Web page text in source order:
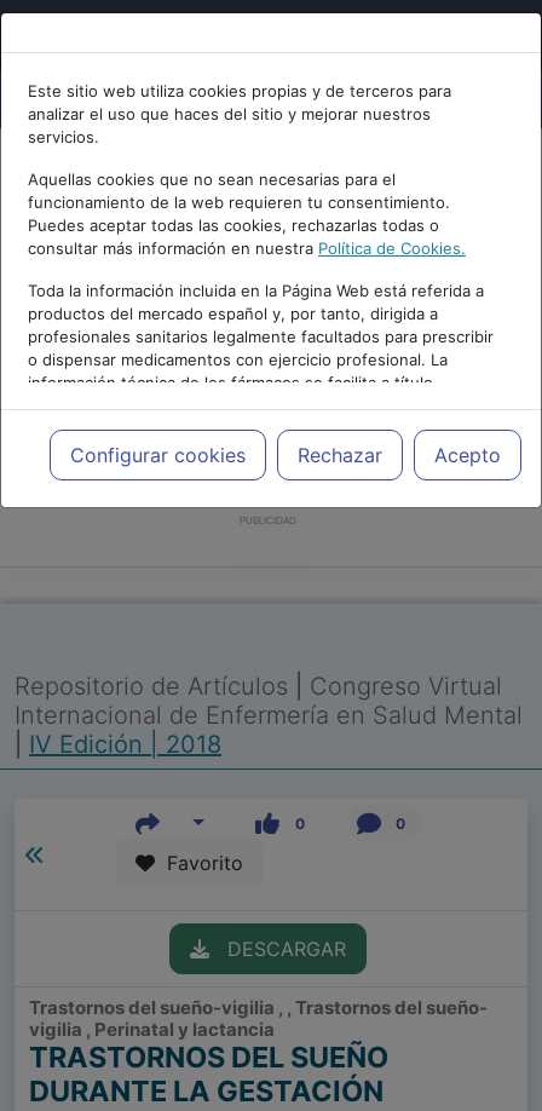
Este sitio web utiliza cookies propias y de terceros para
analizar el uso que haces del sitio y mejorar nuestros
servicios.
Aquellas cookies que no sean necesarias para el
funcionamiento de la web requieren tu consentimiento.
Puedes aceptar todas las cookies, rechazarlas todas o
consultar más información en nuestra Política de Cookies.
Toda la información incluida en la Página Web está referida a
productos del mercado español y, por tanto, dirigida a
profesionales sanitarios legalmente facultados para prescribir
o dispensar medicamentos con ejercicio profesional. La
información técnica de los fármacos se facilita a título
meramente informativo, siendo responsabilidad de los
profesionales facultados prescribir medicamentos y decidir, en
cada caso concreto, el tratamiento más adecuado a las
necesidades del paciente.
Configurar cookies Rechazar Acepto
PUBLICIDAD
Repositorio de Artículos
Congreso Virtual
Internacional de Enfermería en Salud Mental
IV Edición | 2018
0 0
Favorito
DESCARGAR
Trastornos del sueño-vigilia , , Trastornos del sueño-
vigilia , Perinatal y lactancia
TRASTORNOS DEL SUEÑO
DURANTE LA GESTACIÓN